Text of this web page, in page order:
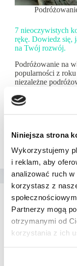
Niniejsza strona
Wykorzystujemy
i reklam, aby
analizować ruch
korzystasz z
Partnerzy mogą
otrzymanymi od
korzystania z ich
7 nieoczywistych
rękę. Dowiedz się,
na Twój rozwój.
Podróżowanie na
popularności z
niezależne
warto, ale też jak
wpłynie na Twój
tucantravel